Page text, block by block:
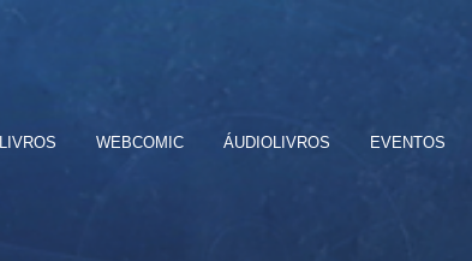
LIVROS WEBCOMIC ÁUDIOLIVROS EVENTOS